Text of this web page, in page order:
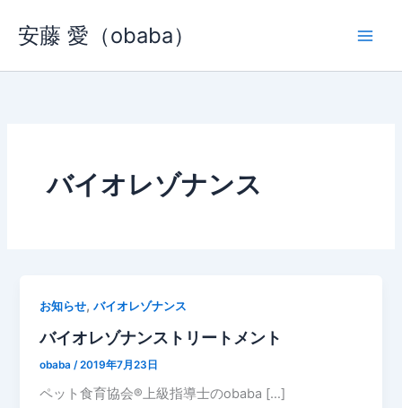
ス
安藤 愛（obaba）
バイオレゾナンス
お知らせ,バイオレゾナンス
バイオレゾナンストリートメント
obaba /2019年7月23日
ペット食育協会®︎上級指導士のobaba […]